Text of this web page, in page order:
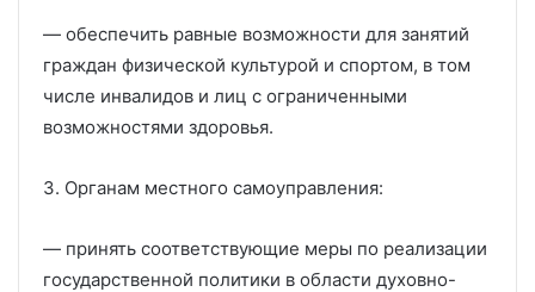
— обеспечить равные возможности для занятий
граждан физической культурой и спортом, в том
числе инвалидов и лиц с ограниченными
возможностями здоровья.
3. Органам местного самоуправления:
— принять соответствующие меры по реализации
государственной политики в области духовно-